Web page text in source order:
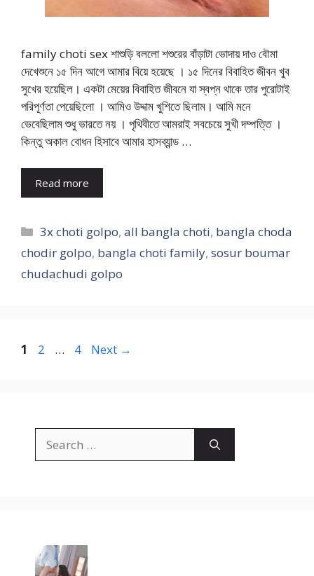
family choti sex শাশুড়ি বললো শশুরের বাঁড়াটা ভোদায় দাও বৌমা
দেখেশুনে ১৫ দিন আগে আমার বিয়ে হয়েছে । ১৫ দিনের বিবাহিত জীবন খুব
সুখের হয়েছিল। একটা মেয়ের বিবাহিত জীবনে যা স্বপ্ন থাকে তার পুরোটাই
পরিপূর্ণতা পেয়েছিলো । আমিও উদ্দাম খুশিতে ছিলাম। আমি মনে
ভেবেছিলাম শুধু ভারতে নয় । পৃথিবীতে আমরাই সবচেয়ে সুখী দম্পত্তি ।
কিন্তু অকাল বোধন হিসাবে আমার হাসব্যান্ড …
Read more
Categories
3x choti golpo,all bangla choti, bangla choda
chodir golpo, bangla choti family, sosur boumar
chudachudi golpo
Page
1 Page
2 … Page
4 Next →
for: